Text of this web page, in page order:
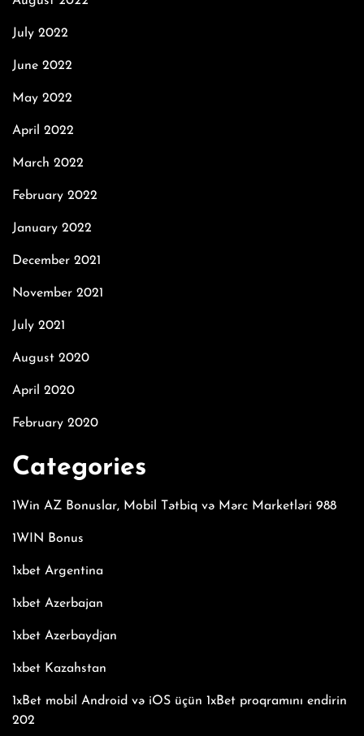
July 2022
June 2022
May 2022
April 2022
March 2022
February 2022
January 2022
December 2021
November 2021
July 2021
August 2020
April 2020
February 2020
Categories
1Win AZ Bonuslar, Mobil Tətbiq və Mərc Marketləri 988
1WIN Bonus
1xbet Argentina
1xbet Azerbajan
1xbet Azerbaydjan
1xbet Kazahstan
1xBet mobil Android və iOS üçün 1xBet proqramını endirin
202